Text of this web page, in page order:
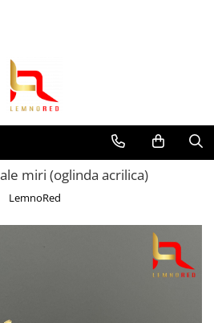
miri (oglinda acrilica)
LemnoRed